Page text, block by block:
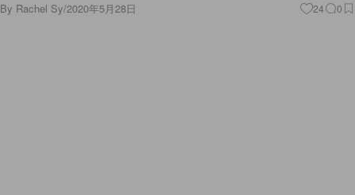
By Rachel Sy/2020年5月28日 24 0